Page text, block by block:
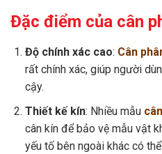
Đặc điểm của cân
Độ chính xác cao: Cân
rất chính xác, giúp người
cậy.
Thiết kế kín: Nhiều mẫu
cân kín để bảo vệ mẫu vật
yếu tố bên ngoài khác có